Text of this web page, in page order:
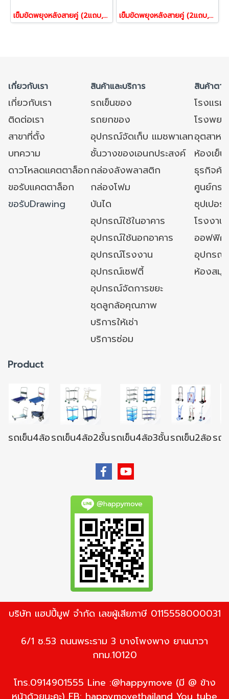
เข็มขัดพยุงหลังสายคู่ (2แถบ,6แกนพลาสติก) ขนาดL เข็มขัดพยุงหลังสายคู่ (2แถบ,6แกนพลาสติก) ขนาดXXL
เกี่ยวกับเรา สินค้าและบริการ สินค้าตา
เกี่ยวกับเรา รถเข็นของ
โรงแร
ติดต่อเรา
รถยกของ
โรงพย
สาขาที่ตั้ง
อุปกรณ์จัดเก็บ แมชพาเลทอุตสาหก
บทความ
ชั้นวางของเอนกประสงค์
ห้องเย็
ดาวโหลดแคตตาล็อกกล่องลังพลาสติก
ธุรกิจค้
ขอรับแคตตาล็อก
กล่องโฟม
ศูนย์กร
ขอรับDrawing
บันได
ซุปเปอ
อุปกรณ์ใช้ในอาคาร
โรงงา
อุปกรณ์ใช้นอกอาคาร
ออฟฟิศ/
อุปกรณ์โรงงาน
อุปกรณ์
อุปกรณ์เซฟตี้
ห้องสมุ
อุปกรณ์จัดการขยะ
ชุดลูกล้อคุณภาพ
บริการให้เช่า
บริการซ่อม
Product
รถเข็น4ล้อรถเข็น4ล้อ2ชั้นรถเข็น4ล้อ3ชั้นรถเข็น2ล้อรถ
@happymove
บริษัท แฮปปี้มูฟ จำกัด เลขผู้เสียภาษี 0115558000031
6/1 ซ.53 ถนนพระราม 3 บางโพงพาง ยานนาวา
กทม.10120
โทร.0914901555 Line :@happymove (มี @ ข้าง